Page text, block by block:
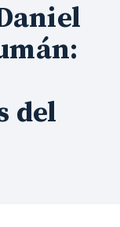
del